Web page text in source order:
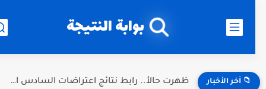
بوابة النتيجة
📁 آخر الأخبار ظهرت حالأ.. رابط نتائج اعتراضات السادس الإعدادي 2026 العراق الدور...